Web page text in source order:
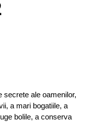
secrete ale oamenilor,
a mari bogatiile, a
bolile, a conserva